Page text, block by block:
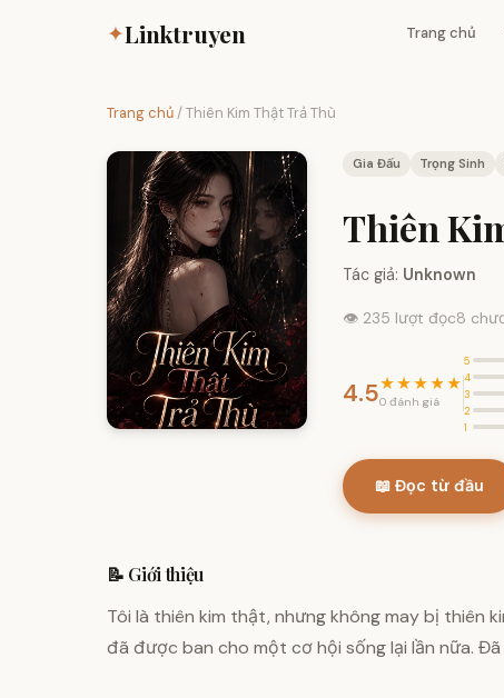
✦Linktruyen Trang chủ
Trang chủ /Thiên Kim Thật Trả Thù
Gia Đấu Trọng Sinh
Thiên
Tác giả: Unknown
👁 235 lượt đọc8
4.5★★★★★
0 đánh giá
5
4
3
2
1
📖 Đọc từ đầu
📝 Giới thiệu
Tôi là thiên kim thật, nhưng không may bị thiên
đã được ban cho một cơ hội sống lại lần nữa.